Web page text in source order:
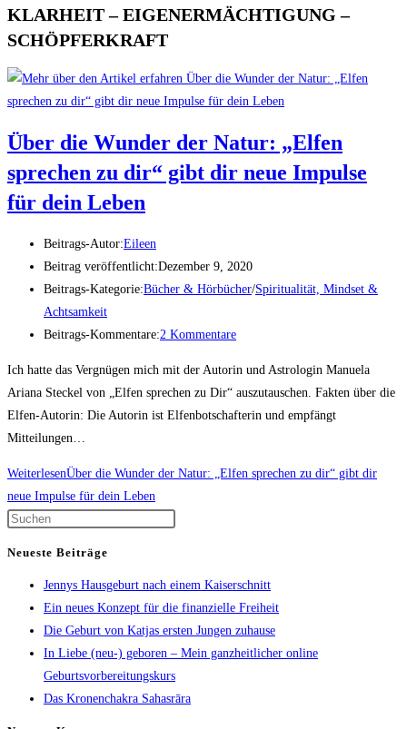
KLARHEIT – EIGENERMÄCHTIGUNG –
SCHÖPFERKRAFT
Über die Wunder der Natur: „Elfen
sprechen zu dir“ gibt dir neue Impulse
für dein Leben
Beitrags-Autor:Eileen
Beitrag veröffentlicht:Dezember 9, 2020
Beitrags-Kategorie:Bücher & Hörbücher/Spiritualität, Mindset &
Achtsamkeit
Beitrags-Kommentare:2 Kommentare
Ich hatte das Vergnügen mich mit der Autorin und Astrologin Manuela
Ariana Steckel von „Elfen sprechen zu Dir“ auszutauschen. Fakten über die
Elfen-Autorin: Die Autorin ist Elfenbotschafterin und empfängt
Mitteilungen…
WeiterlesenÜber die Wunder der Natur: „Elfen sprechen zu dir“ gibt dir
neue Impulse für dein Leben
Neueste Beiträge
Jennys Hausgeburt nach einem Kaiserschnitt
Ein neues Konzept für die finanzielle Freiheit
Die Geburt von Katjas ersten Jungen zuhause
In Liebe (neu-) geboren – Mein ganzheitlicher online
Geburtsvorbereitungskurs
Das Kronenchakra Sahasrāra